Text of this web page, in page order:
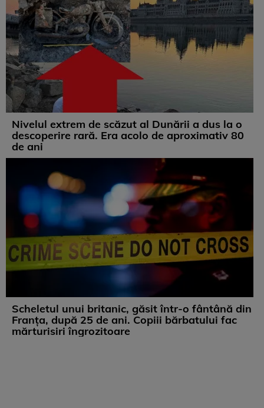
Nivelul extrem de scăzut al Dunării a dus la o
descoperire rară. Era acolo de aproximativ 80
de ani
Scheletul unui britanic, găsit într-o fântână din
Franța, după 25 de ani. Copiii bărbatului fac
mărturisiri îngrozitoare